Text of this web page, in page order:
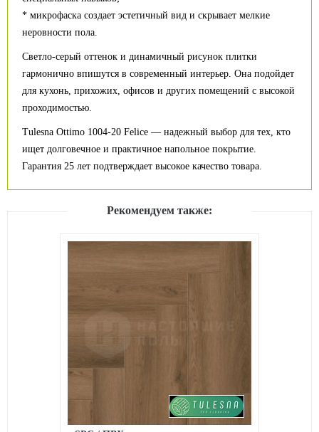
* микрофаска создает эстетичный вид и скрывает мелкие
неровности пола.
Светло-серый оттенок и динамичный рисунок плитки
гармонично впишутся в современный интерьер. Она подойдет
для кухонь, прихожих, офисов и других помещений с высокой
проходимостью.
Tulesna Ottimo 1004-20 Felice — надежный выбор для тех, кто
ищет долговечное и практичное напольное покрытие.
Гарантия 25 лет подтверждает высокое качество товара.
Рекомендуем также: